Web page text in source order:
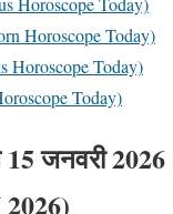
Horoscope Today)
Horoscope Today)
Today)
जनवरी